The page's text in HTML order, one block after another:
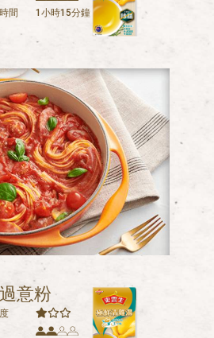
間
1小時15分鐘
意粉